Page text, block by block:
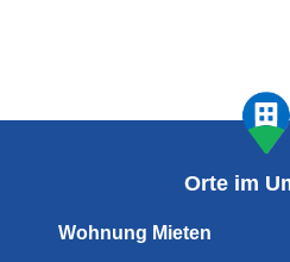
Orte im
Wohnung Mieten